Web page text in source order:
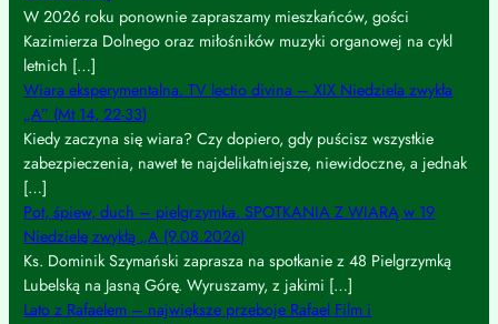
W 2026 roku ponownie zapraszamy mieszkańców, gości
Kazimierza Dolnego oraz miłośników muzyki organowej na cykl
letnich […]
Wiara eksperymentalna. TV lectio divina – XIX Niedziela zwykła
„A” (Mt 14, 22-33)
Kiedy zaczyna się wiara? Czy dopiero, gdy puścisz wszystkie
zabezpieczenia, nawet te najdelikatniejsze, niewidoczne, a jednak
[…]
Pot, śpiew, duch – pielgrzymka. SPOTKANIA Z WIARĄ w 19
Niedzielę zwykłą „A (9.08.2026)
Ks. Dominik Szymański zaprasza na spotkanie z 48 Pielgrzymką
Lubelską na Jasną Górę. Wyruszamy, z jakimi […]
Lato z Rafaelem – największe przeboje Rafael Film i